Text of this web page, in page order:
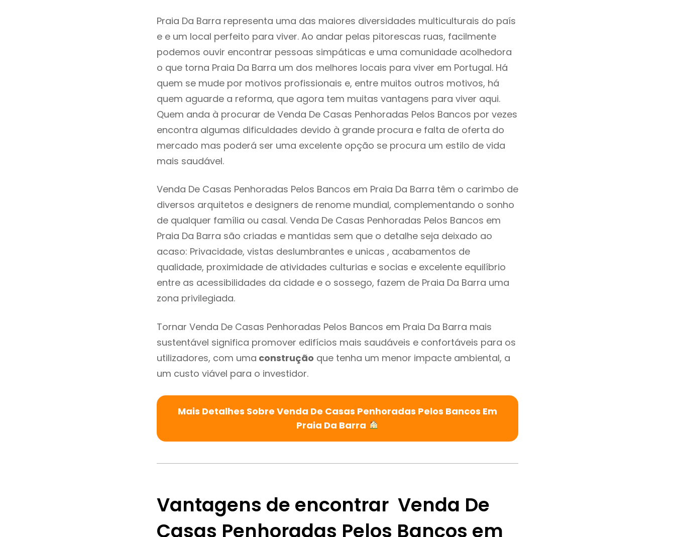
Praia Da Barra representa uma das maiores diversidades multiculturais do país
e e um local perfeito para viver. Ao andar pelas pitorescas ruas, facilmente
podemos ouvir encontrar pessoas simpáticas e uma comunidade acolhedora
o que torna Praia Da Barra um dos melhores locais para viver em Portugal. Há
quem se mude por motivos profissionais e, entre muitos outros motivos, há
quem aguarde a reforma, que agora tem muitas vantagens para viver aqui.
Quem anda à procurar de Venda De Casas Penhoradas Pelos Bancos por vezes
encontra algumas dificuldades devido à grande procura e falta de oferta do
mercado mas poderá ser uma excelente opção se procura um estilo de vida
mais saudável.
Venda De Casas Penhoradas Pelos Bancos em Praia Da Barra têm o carimbo de
diversos arquitetos e designers de renome mundial, complementando o sonho
de qualquer família ou casal. Venda De Casas Penhoradas Pelos Bancos em
Praia Da Barra são criadas e mantidas sem que o detalhe seja deixado ao
acaso: Privacidade, vistas deslumbrantes e unicas , acabamentos de
qualidade, proximidade de atividades culturias e socias e excelente equilíbrio
entre as acessibilidades da cidade e o sossego, fazem de Praia Da Barra uma
zona privilegiada.
Tornar Venda De Casas Penhoradas Pelos Bancos em Praia Da Barra mais
sustentável significa promover edifícios mais saudáveis e confortáveis para os
utilizadores, com uma construção que tenha um menor impacte ambiental, a
um custo viável para o investidor.
Mais Detalhes Sobre Venda De Casas Penhoradas Pelos Bancos Em
Praia Da Barra
Vantagens de encontrar Venda De
Casas Penhoradas Pelos Bancos em